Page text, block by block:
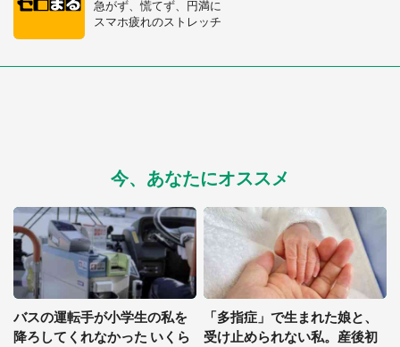
急がず、慌てず、円満に
スマホ疲れのストレッチ
今、あなたにオススメ
バスの運転手が小学生の私を
降ろしてくれなかった いくら
「多指症」で生まれた娘と、
受け止められない私。産後初